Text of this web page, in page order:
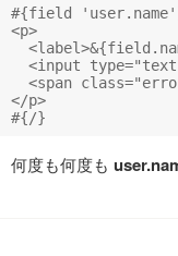
#{field
<p>
<input
<span
</p>
何度も何度も